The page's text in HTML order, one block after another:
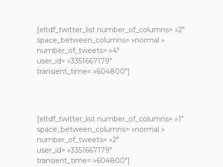
[eltdf_twitter_list number_of_columns= »2″
space_between_columns= »normal »
number_of_tweets= »4″
user_id= »3351667179″
transient_time= »604800″]
[eltdf_twitter_list number_of_columns= »1″
space_between_columns= »normal »
number_of_tweets= »2″
user_id= »3351667179″
transient_time= »604800″]